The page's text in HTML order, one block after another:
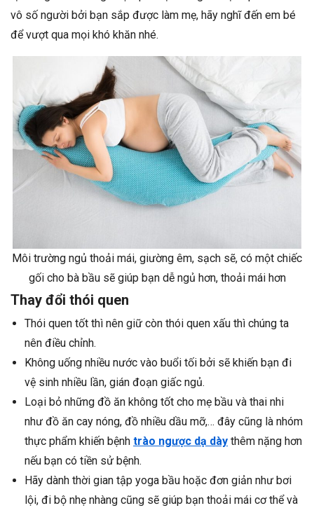
vô số người bởi bạn sắp được làm mẹ, hãy nghĩ đến em bé
để vượt qua mọi khó khăn nhé.
Môi trường ngủ thoải mái, giường êm, sạch sẽ, có một chiếc
gối cho bà bầu sẽ giúp bạn dễ ngủ hơn, thoải mái hơn
Thay đổi thói quen
Thói quen tốt thì nên giữ còn thói quen xấu thì chúng ta
nên điều chỉnh.
Không uống nhiều nước vào buổi tối bởi sẽ khiến bạn đi
vệ sinh nhiều lần, gián đoạn giấc ngủ.
Loại bỏ những đồ ăn không tốt cho mẹ bầu và thai nhi
như đồ ăn cay nóng, đồ nhiều dầu mỡ,… đây cũng là nhóm
thực phẩm khiến bệnh trào ngược dạ dày thêm nặng hơn
nếu bạn có tiền sử bệnh.
Hãy dành thời gian tập yoga bầu hoặc đơn giản như bơi
lội, đi bộ nhẹ nhàng cũng sẽ giúp bạn thoải mái cơ thể và